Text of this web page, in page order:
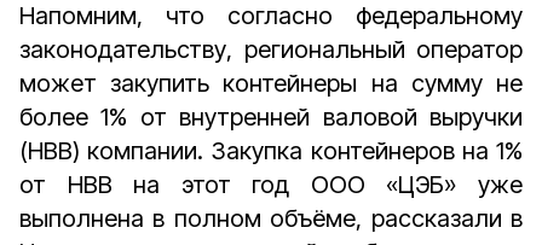
Напомним, что согласно федеральному
законодательству, региональный оператор
может закупить контейнеры на сумму не
более 1% от внутренней валовой выручки
(НВВ) компании. Закупка контейнеров на 1%
от НВВ на этот год ООО «ЦЭБ» уже
выполнена в полном объёме, рассказали в